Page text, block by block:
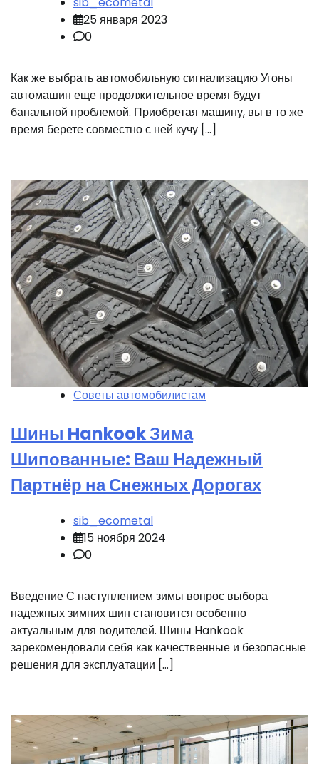
25 января 2023
0
Как же выбрать автомобильную сигнализацию Угоны
автомашин еще продолжительное время будут
банальной проблемой. Приобретая машину, вы в то же
время берете совместно с ней кучу […]
Советы автомобилистам
Шины Hankook Зима
Шипованные: Ваш Надежный
Партнёр на Снежных Дорогах
sib_ecometal
15 ноября 2024
0
Введение С наступлением зимы вопрос выбора
надежных зимних шин становится особенно
актуальным для водителей. Шины Hankook
зарекомендовали себя как качественные и безопасные
решения для эксплуатации […]